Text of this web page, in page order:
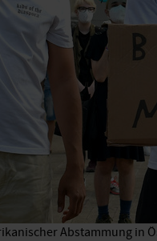
Abstammung in